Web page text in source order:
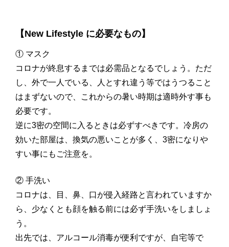
【New Lifestyle に必要なもの】
① マスク
コロナが終息するまでは必需品となるでしょう。ただ
し、外で一人でいる、人とすれ違う等ではうつること
はまずないので、これからの暑い時期は適時外す事も
必要です。
逆に3密の空間に入るときは必ずすべきです。冷房の
効いた部屋は、換気の悪いことが多く、3密になりや
すい事にもご注意を。
② 手洗い
コロナは、目、鼻、口が侵入経路と言われていますか
ら、少なくとも顔を触る前には必ず手洗いをしましょ
う。
出先では、アルコール消毒が便利ですが、自宅等で